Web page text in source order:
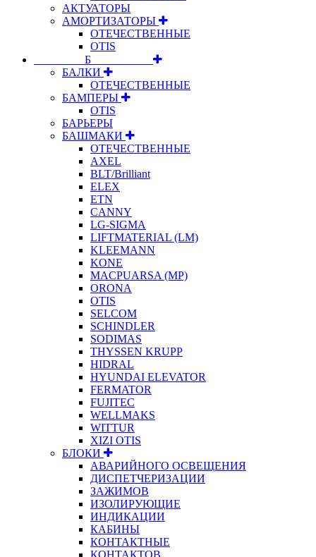
АКТУАТОРЫ
АМОРТИЗАТОРЫ
ОТЕЧЕСТВЕННЫЕ
OTIS
⠀⠀⠀⠀⠀⠀Б⠀⠀⠀⠀⠀⠀⠀
БАЛКИ
ОТЕЧЕСТВЕННЫЕ
БАМПЕРЫ
OTIS
БАРЬЕРЫ
БАШМАКИ
ОТЕЧЕСТВЕННЫЕ
AXEL
BLT/Brilliant
ELEX
ETN
CANNY
LG-SIGMA
LIFTMATERIAL (LM)
KLEEMANN
KONE
MACPUARSA (MP)
ORONA
OTIS
SELCOM
SCHINDLER
SODIMAS
THYSSEN KRUPP
HIDRAL
HYUNDAI ELEVATOR
FERMATOR
FUJITEC
WELLMAKS
WITTUR
XIZI OTIS
БЛОКИ
АВАРИЙНОГО ОСВЕЩЕНИЯ
ДИСПЕТЧЕРИЗАЦИИ
ЗАЖИМОВ
ИЗОЛИРУЮЩИЕ
ИНДИКАЦИИ
КАБИНЫ
КОНТАКТНЫЕ
КОНТАКТОВ